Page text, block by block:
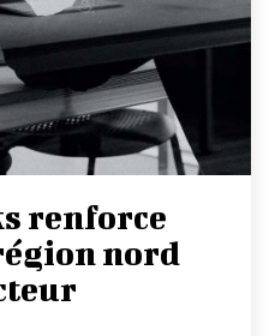
renforce
nord